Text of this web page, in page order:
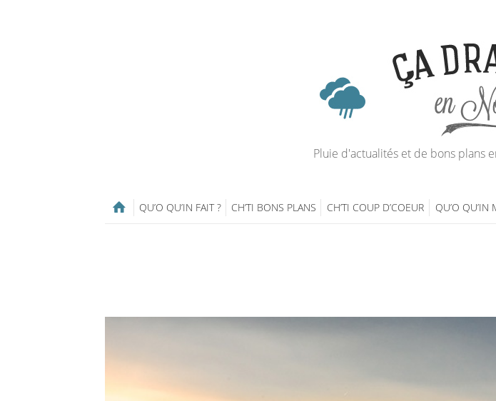
Pluie d'actualités et de bons plans
QU’O QU’IN FAIT ? CH’TI BONS PLANS CH’TI COUP D’COEUR QU’O QU’IN